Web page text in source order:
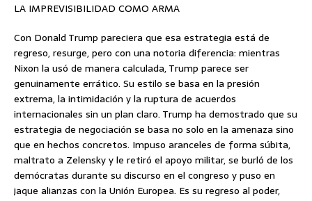
LA IMPREVISIBILIDAD COMO ARMA
Con Donald Trump pareciera que esa estrategia está de
regreso, resurge, pero con una notoria diferencia: mientras
Nixon la usó de manera calculada, Trump parece ser
genuinamente errático. Su estilo se basa en la presión
extrema, la intimidación y la ruptura de acuerdos
internacionales sin un plan claro. Trump ha demostrado que su
estrategia de negociación se basa no solo en la amenaza sino
que en hechos concretos. Impuso aranceles de forma súbita,
maltrato a Zelensky y le retiró el apoyo militar, se burló de los
demócratas durante su discurso en el congreso y puso en
jaque alianzas con la Unión Europea. Es su regreso al poder,